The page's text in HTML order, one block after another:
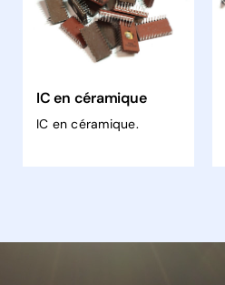
IC en céramique
IC en céramique.